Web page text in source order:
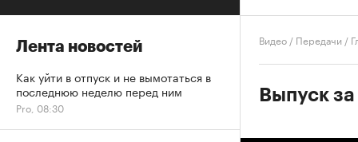
Видео / Передачи /
Выпуск
Лента новостей
Как уйти в отпуск и не вымотаться в
последнюю неделю перед ним
Pro, 08:30